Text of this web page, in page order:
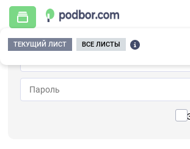
ТЕКУЩИЙ ЛИСТ ВСЕ ЛИСТЫ
Главная / Контрольно-измерительные приборы и
Виброускорения / 1V242TH-200